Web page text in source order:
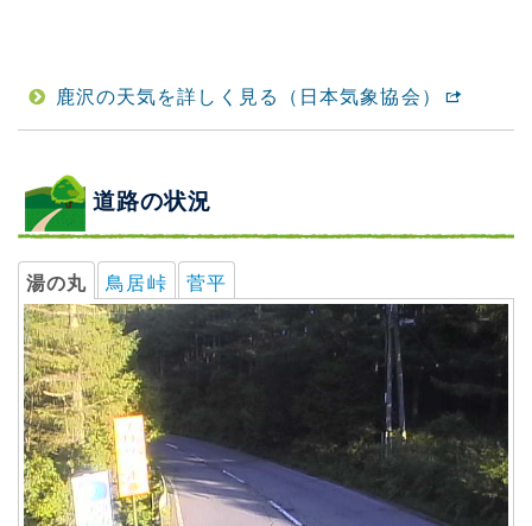
鹿沢の天気を詳しく見る（日本気象協会）
道路の状況
湯の丸 鳥居峠 菅平